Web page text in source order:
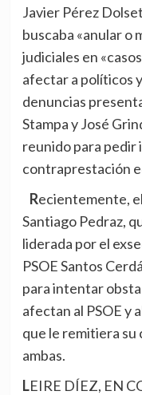
Javier Pérez
buscaba «anular o
judiciales en
afectar a políticos
denuncias
Stampa y José
reunido para pedir
contraprestación
Recientemente, el juez de la Audiencia Nacional
Santiago Pedraz,
liderada por el
PSOE Santos
para intentar
afectan al PSOE y
que le remitiera su
ambas.
LEIRE DÍEZ, EN CONTRA DE QUE PEDRAZ